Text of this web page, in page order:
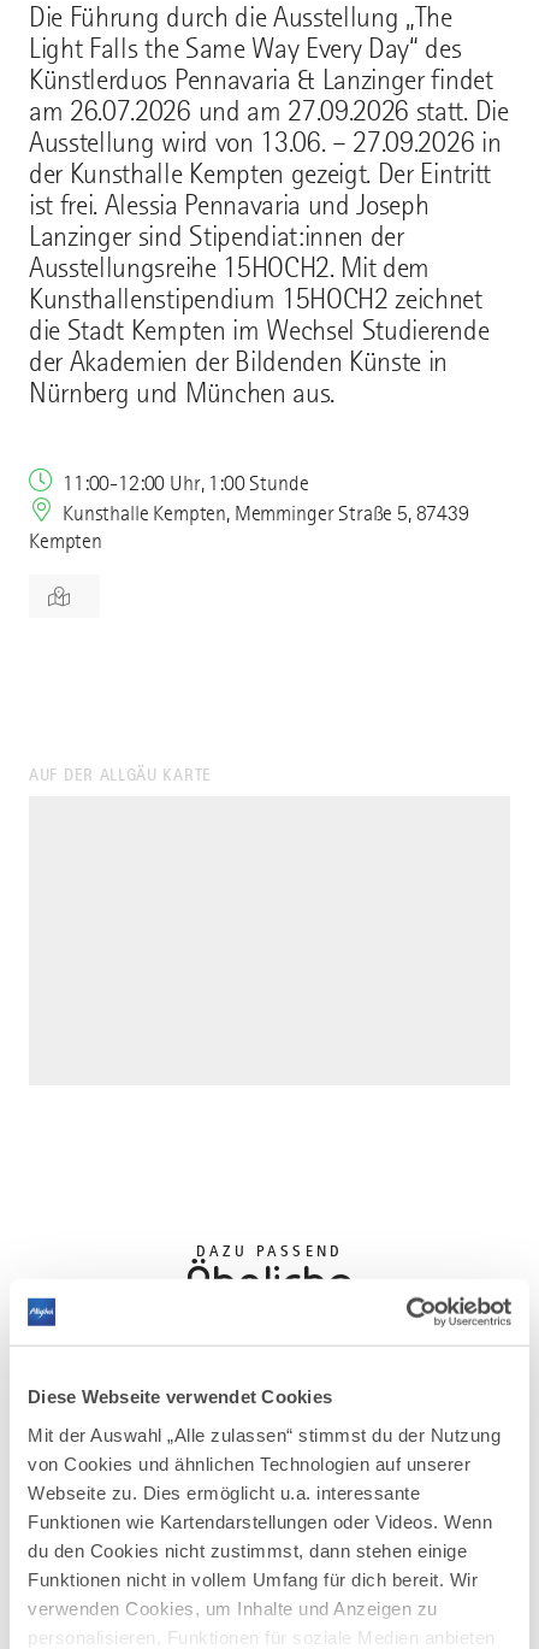
Diese Webseite verwendet Cookies
Mit der Auswahl „Alle zulassen“ stimmst du der Nutzung
von Cookies und ähnlichen Technologien auf unserer
Webseite zu. Dies ermöglicht u.a. interessante
Funktionen wie Kartendarstellungen oder Videos. Wenn
du den Cookies nicht zustimmst, dann stehen einige
Funktionen nicht in vollem Umfang für dich bereit. Wir
verwenden Cookies, um Inhalte und Anzeigen zu
personalisieren, Funktionen für soziale Medien anbieten
Die Führung durch die Ausstellung „The
Light Falls the Same Way Every Day“ des
Künstlerduos Pennavaria & Lanzinger findet
am 26.07.2026 und am 27.09.2026 statt. Die
Ausstellung wird von 13.06. – 27.09.2026 in
der Kunsthalle Kempten gezeigt. Der Eintritt
ist frei. Alessia Pennavaria und Joseph
Lanzinger sind Stipendiat:innen der
Ausstellungsreihe 15HOCH2. Mit dem
Kunsthallenstipendium 15HOCH2 zeichnet
die Stadt Kempten im Wechsel Studierende
der Akademien der Bildenden Künste in
Nürnberg und München aus.
11:00-12:00 Uhr, 1:00 Stunde
Kunsthalle Kempten, Memminger Straße 5, 87439
Kempten
AUF DER ALLGÄU KARTE
DAZU PASSEND
Ähnliche
Veranstaltungen
54 WEITERE TERMINE
75. Kunstausstellung im Rahmen der
mehr
dazu